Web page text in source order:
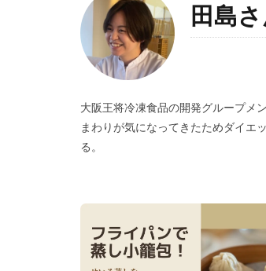
田島
大阪王将冷凍食品の開発グループメ
まわりが気になってきたためダイエ
る。